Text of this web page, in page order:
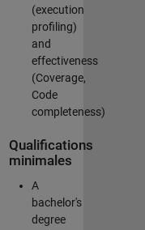
(execution
profiling)
and
effectiveness
(Coverage,
Code
completeness)
Qualifications
minimales
A
bachelor's
degree